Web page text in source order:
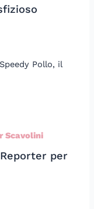
Pollo, il
per